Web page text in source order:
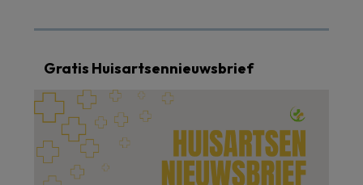
Gratis Huisartsennieuwsbrief